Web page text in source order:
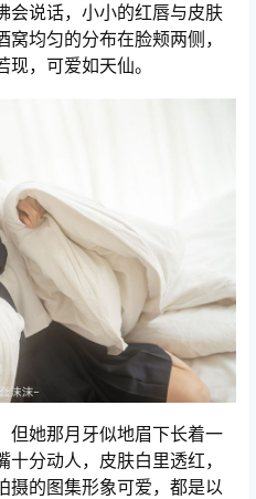
会说话，小小的红唇与皮肤
均匀的分布在脸颊两侧，
，可爱如天仙。
但她那月牙似地眉下长着一
分动人，皮肤白里透红，
摄的图集形象可爱，都是以